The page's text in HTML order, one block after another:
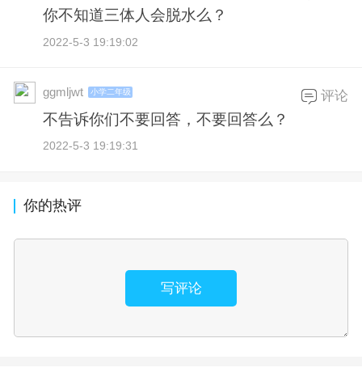
你不知道三体人会脱水么？
2022-5-3 19:19:02
ggmljwt 小学二年级
不告诉你们不要回答，不要回答么？
2022-5-3 19:19:31
评论
你的热评
写评论